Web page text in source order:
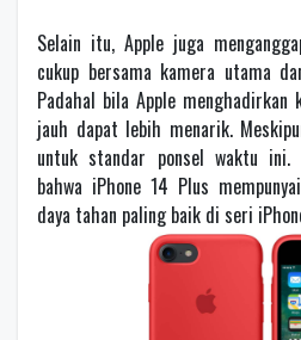
Selain itu, Apple juga
cukup bersama kamera utama
Padahal bila Apple
jauh dapat lebih menarik.
untuk standar ponsel waktu ini.
bahwa iPhone 14 Plus
daya tahan paling baik di seri